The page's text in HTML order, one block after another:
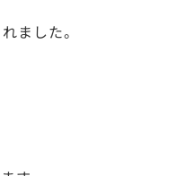
ました。